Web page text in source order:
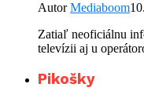
AutorMediaboom
Zatiaľ neoficiálnu
televízii aj u
Pikošky